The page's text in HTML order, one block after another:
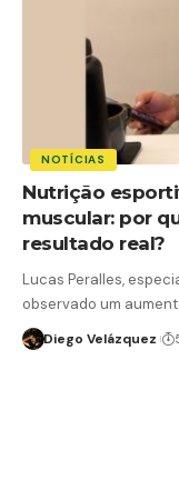
NOTÍCIAS
Nutrição
muscular: por
resultado real?
Lucas Peralles,
observado um
Diego Velázquez